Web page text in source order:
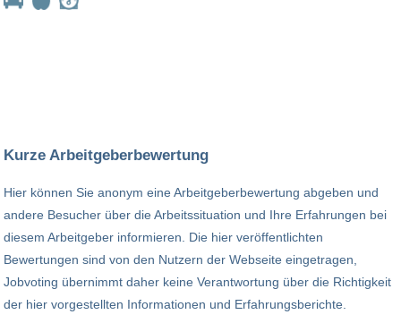
Kurze Arbeitgeberbewertung
Hier können Sie anonym eine Arbeitgeberbewertung abgeben und
andere Besucher über die Arbeitssituation und Ihre Erfahrungen bei
diesem Arbeitgeber informieren. Die hier veröffentlichten
Bewertungen sind von den Nutzern der Webseite eingetragen,
Jobvoting übernimmt daher keine Verantwortung über die Richtigkeit
der hier vorgestellten Informationen und Erfahrungsberichte.